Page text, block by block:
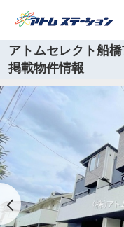
アトムセレクト船
掲載物件情報